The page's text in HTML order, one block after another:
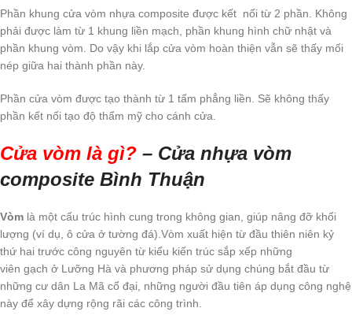
Phần khung cửa vòm nhựa composite được kết nối từ 2 phần. Không
phải được làm từ 1 khung liền mạch, phần khung hình chữ nhật và
phần khung vòm. Do vậy khi lắp cửa vòm hoàn thiện vẫn sẽ thấy mối
nép giữa hai thành phần này.
Phần cửa vòm được tạo thành từ 1 tấm phẳng liền. Sẽ không thấy
phần kết nối tạo độ thẩm mỹ cho cánh cửa.
Cửa vòm là gì? – Cửa nhựa vòm
composite Bình Thuận
Vòm là một cấu trúc hình cung trong không gian, giúp nâng đỡ khối
lượng (ví dụ, ô cửa ở tường đá).Vòm xuất hiện từ đầu thiên niên kỷ
thứ hai trước công nguyên từ kiểu kiến trúc sắp xếp những
viên gạch ở Lưỡng Hà và phương pháp sử dụng chúng bắt đầu từ
những cư dân La Mã cổ đại, những người đầu tiên áp dụng công nghệ
này để xây dựng rộng rãi các công trình.